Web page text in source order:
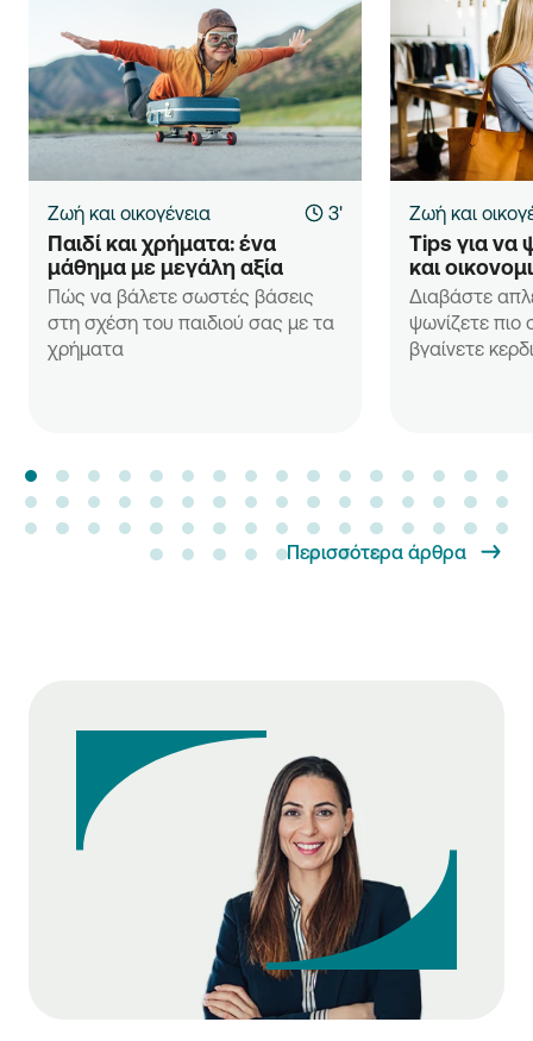
Ζωή και οικογένεια 3'
Παιδί και χρήματα: ένα
μάθημα με μεγάλη αξία
Πώς να βάλετε σωστές βάσεις
στη σχέση του παιδιού σας με τα
χρήματα
Ζωή και
Tips για να
και
Διαβάστε
ψωνίζετε πιο
βγαίνετε
Περισσότερα άρθρα